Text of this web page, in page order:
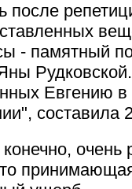
после
- памятный
Евгению
составила
очень